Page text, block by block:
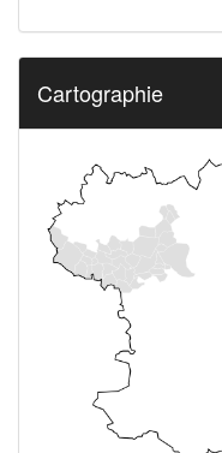
Cartographie